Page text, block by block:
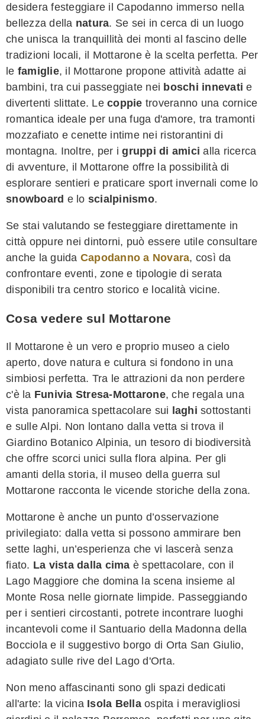
desidera festeggiare il Capodanno immerso nella
bellezza della natura. Se sei in cerca di un luogo
che unisca la tranquillità dei monti al fascino delle
tradizioni locali, il Mottarone è la scelta perfetta. Per
le famiglie, il Mottarone propone attività adatte ai
bambini, tra cui passeggiate nei boschi innevati e
divertenti slittate. Le coppie troveranno una cornice
romantica ideale per una fuga d'amore, tra tramonti
mozzafiato e cenette intime nei ristorantini di
montagna. Inoltre, per igruppi di amici alla ricerca
di avventure, il Mottarone offre la possibilità di
esplorare sentieri e praticare sport invernali come lo
snowboard e lo scialpinismo.
Se stai valutando se festeggiare direttamente in
città oppure nei dintorni, può essere utile consultare
anche la guida Capodanno a Novara, così da
confrontare eventi, zone e tipologie di serata
disponibili tra centro storico e località vicine.
Cosa vedere sul Mottarone
Il Mottarone è un vero e proprio museo a cielo
aperto, dove natura e cultura si fondono in una
simbiosi perfetta. Tra le attrazioni da non perdere
c'è la Funivia Stresa-Mottarone, che regala una
vista panoramica spettacolare sui laghi sottostanti
e sulle Alpi. Non lontano dalla vetta si trova il
Giardino Botanico Alpinia, un tesoro di biodiversità
che offre scorci unici sulla flora alpina. Per gli
amanti della storia, il museo della guerra sul
Mottarone racconta le vicende storiche della zona.
Mottarone è anche un punto d’osservazione
privilegiato: dalla vetta si possono ammirare ben
sette laghi, un’esperienza che vi lascerà senza
fiato. La vista dalla cima è spettacolare, con il
Lago Maggiore che domina la scena insieme al
Monte Rosa nelle giornate limpide. Passeggiando
per i sentieri circostanti, potrete incontrare luoghi
incantevoli come il Santuario della Madonna della
Bocciola e il suggestivo borgo di Orta San Giulio,
adagiato sulle rive del Lago d'Orta.
Non meno affascinanti sono gli spazi dedicati
all'arte: la vicina Isola Bellaospita i meravigliosi